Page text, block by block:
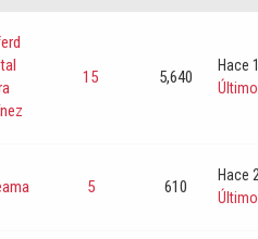
15 5,640
Hace
5 610
Hace